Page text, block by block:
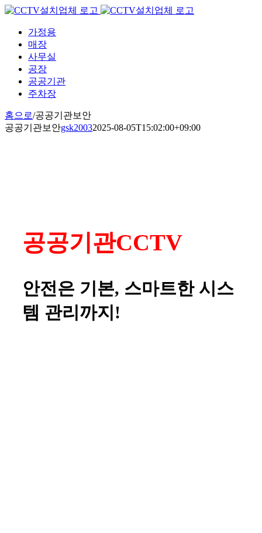
Skip
content가정용
매장
사무실
공장
공공기관
주차장
홈으로/공공기관보안
공공기관보안gsk20032025-08-05T15:02:00+09:00
공공기관CCTV
안전은 기본, 스마트한 시스
템 관리까지!